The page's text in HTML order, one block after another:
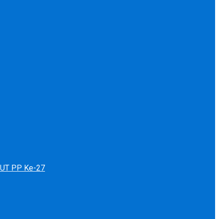
PP Ke-27